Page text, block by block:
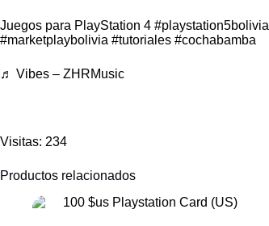
Juegos para PlayStation 4 #playstation5bolivia
#marketplaybolivia #tutoriales #cochabamba
♬ Vibes – ZHRMusic
Visitas: 234
Productos relacionados